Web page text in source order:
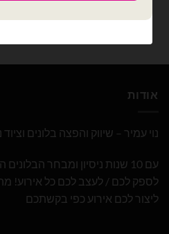
אודות
נוי עמיר – שיווק והפצה בלונים
עם 10 שנות ניסיון ומבחר
לספק לכם / לעצב לכם כל אירוע!
ליצור לכם אירוע כפי בקשתכם